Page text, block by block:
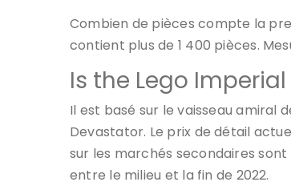
Combien de pièces compte la
contient plus de 1 400 pièces.
Is the Lego
Il est basé sur le vaisseau amiral
Devastator. Le prix de détail
sur les marchés secondaires
entre le milieu et la fin de 2022.